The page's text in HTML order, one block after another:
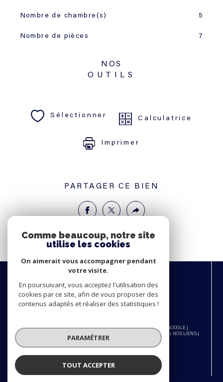
Nombre de chambre(s) 5
Nombre de pièces 7
NOS
OUTILS
Sélectionner Calculatrice
Imprimer
PARTAGER CE BIEN
NOUS
ADHÉRONS
© 2026 | TOUS DROITS RÉSERVÉS | TRADUCTION POWERED BY GOOGLE |
PLAN DU SITE ADMIN
NOS LIENS
POLITIQUE RGPD
Comme beaucoup, notre site
utilise les cookies
On aimerait vous accompagner pendant
votre visite.
En poursuivant, vous acceptez l'utilisation des
cookies par ce site, afin de vous proposer des
contenus adaptés et réaliser des statistiques !
PARAMÉTRER
TOUT ACCEPTER